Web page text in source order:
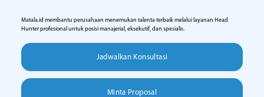
Tentang
FAQ
Blog
Matala.id membantu perusahaan menemukan talenta terbaik melalui layanan Head
Hunter profesional untuk posisi manajerial, eksekutif, dan spesialis.
Jadwalkan Konsultasi
Minta Proposal